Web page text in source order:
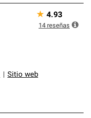
Sitio web
★ 4.93
14 reseñas